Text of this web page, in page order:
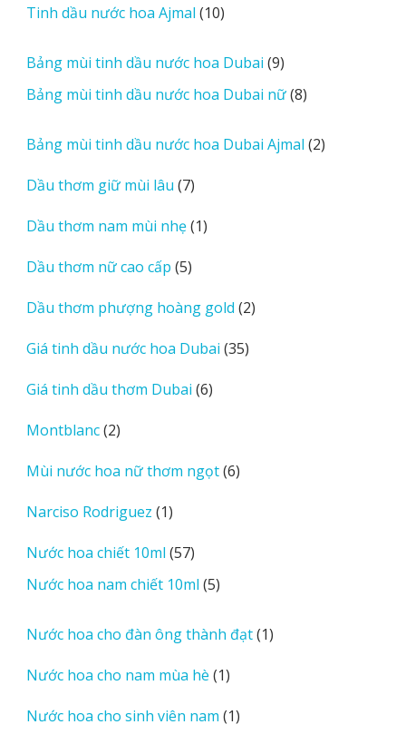
v
e
s
phẩm
Tinh dầu nước hoa Ajmal 1010
phẩm
Bảng mùi tinh dầu nước hoa Dubai 99
sản
phẩm
Bảng mùi tinh dầu nước hoa Dubai nữ 88
phẩm
Bảng mùi tinh dầu nước hoa Dubai Ajmal 22
Dầu thơm giữ mùi lâu 77
phẩm
Dầu thơm nam mùi nhẹ 11
Dầu thơm nữ cao cấp 55
phẩm
Dầu thơm phượng hoàng gold 22
Giá tinh dầu nước hoa Dubai 3535
Giá tinh dầu thơm Dubai 66
Montblanc 22
phẩm
Mùi nước hoa nữ thơm ngọt 66
Narciso Rodriguez 11
phẩm
Nước hoa chiết 10ml 5757
sản
phẩm
Nước hoa nam chiết 10ml 55
phẩm
Nước hoa cho đàn ông thành đạt 11
Nước hoa cho nam mùa hè 11
phẩm
Nước hoa cho sinh viên nam 11